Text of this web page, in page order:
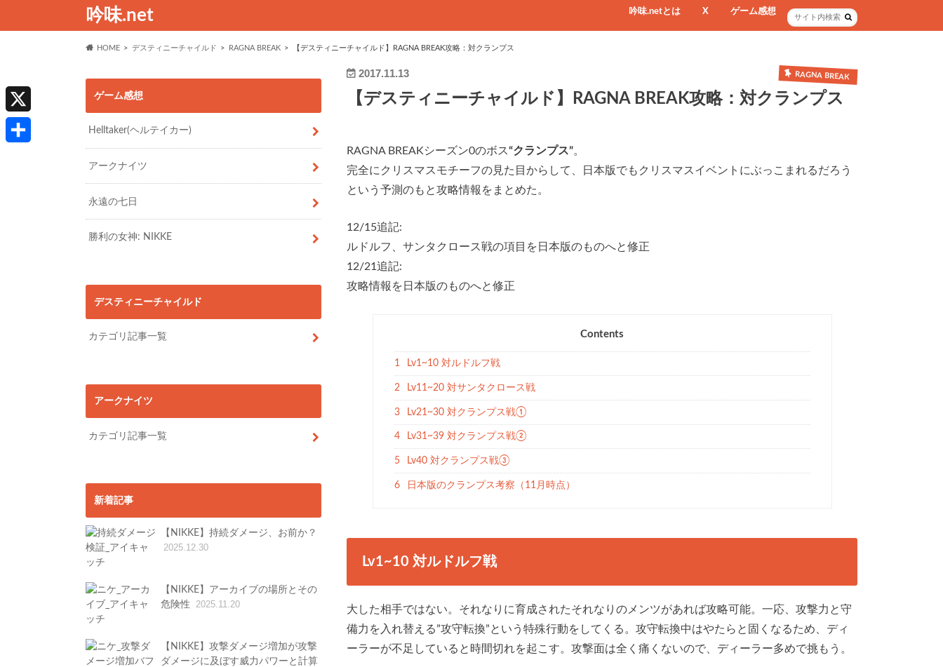
吟味.net 吟味.netとは X ゲーム感想
HOME デスティニーチャイルド RAGNA BREAK 【デスティニーチャイルド】RAGNA BREAK攻略：対クランプス
2017.11.13 RAGNA BREAK
【デスティニーチャイルド】RAGNA BREAK攻略：対クランプス
RAGNA BREAKシーズン0のボス“クランプス”。
完全にクリスマスモチーフの見た目からして、日本版でもクリスマスイベントにぶっこまれるだろう
という予測のもと攻略情報をまとめた。
12/15追記:
ルドルフ、サンタクロース戦の項目を日本版のものへと修正
12/21追記:
攻略情報を日本版のものへと修正
Contents
1 Lv1~10 対ルドルフ戦
2 Lv11~20 対サンタクロース戦
3 Lv21~30 対クランプス戦①
4 Lv31~39 対クランプス戦②
5 Lv40 対クランプス戦③
6 日本版のクランプス考察（11月時点）
Lv1~10 対ルドルフ戦
大した相手ではない。それなりに育成されたそれなりのメンツがあれば攻略可能。一応、攻撃力と守
備力を入れ替える”攻守転換”という特殊行動をしてくる。攻守転換中はやたらと固くなるため、ディ
ーラーが不足していると時間切れを起こす。攻撃面は全く痛くないので、ディーラー多めで挑もう。
ゲーム感想
Helltaker(ヘルテイカー)
アークナイツ
永遠の七日
勝利の女神: NIKKE
デスティニーチャイルド
カテゴリ記事一覧
アークナイツ
カテゴリ記事一覧
新着記事
【NIKKE】持続ダメージ、お前か？
2025.12.30
【NIKKE】アーカイブの場所とその
危険性
2025.11.20
【NIKKE】攻撃ダメージ増加が攻撃
ダメージに及ぼす威力パワーと計算